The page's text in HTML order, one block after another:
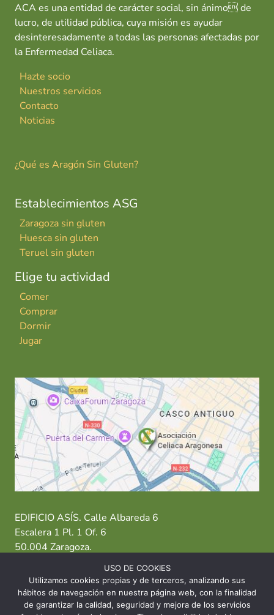
ACA es una entidad de carácter social, sin ánimo de
lucro, de utilidad pública, cuya misión es ayudar
desinteresadamente a todas las personas afectadas por
la Enfermedad Celiaca.
Hazte socio
Nuestros servicios
Contacto
Noticias
¿Qué es Aragón Sin Gluten?
Establecimientos ASG
Zaragoza sin gluten
Huesca sin gluten
Teruel sin gluten
Elige tu actividad
Comer
Comprar
Dormir
Jugar
EDIFICIO ASÍS. Calle Albareda 6
Escalera 1 Pl. 1 Of. 6
50.004 Zaragoza.
T: 976 484 949 M: 635 638 563
Sede Zaragoza·Sede Huesca· Sede Teruel
USO DE COOKIES
Utilizamos cookies propias y de terceros, analizando sus
hábitos de navegación en nuestra página web, con la finalidad
de garantizar la calidad, seguridad y mejora de los servicios